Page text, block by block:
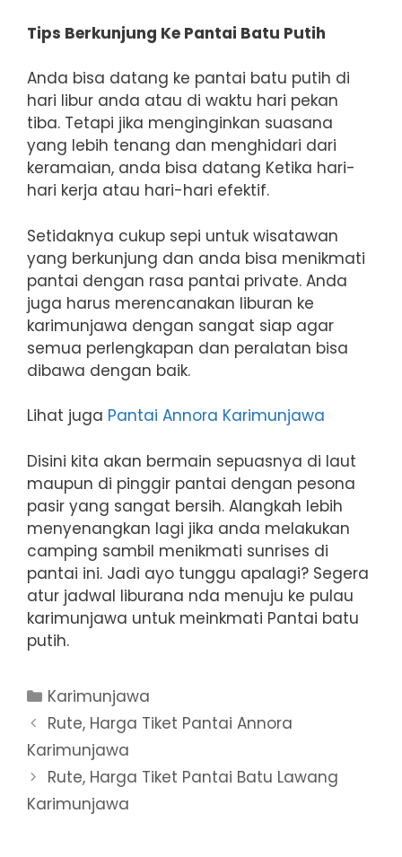
Tips Berkunjung Ke Pantai Batu Putih
Anda bisa datang ke pantai batu putih di
hari libur anda atau di waktu hari pekan
tiba. Tetapi jika menginginkan suasana
yang lebih tenang dan menghidari dari
keramaian, anda bisa datang Ketika hari-
hari kerja atau hari-hari efektif.
Setidaknya cukup sepi untuk wisatawan
yang berkunjung dan anda bisa menikmati
pantai dengan rasa pantai private. Anda
juga harus merencanakan liburan ke
karimunjawa dengan sangat siap agar
semua perlengkapan dan peralatan bisa
dibawa dengan baik.
Lihat juga Pantai Annora Karimunjawa
Disini kita akan bermain sepuasnya di laut
maupun di pinggir pantai dengan pesona
pasir yang sangat bersih. Alangkah lebih
menyenangkan lagi jika anda melakukan
camping sambil menikmati sunrises di
pantai ini. Jadi ayo tunggu apalagi? Segera
atur jadwal liburana nda menuju ke pulau
karimunjawa untuk meinkmati Pantai batu
putih.
Categories
Karimunjawa
Rute, Harga Tiket Pantai Annora
Karimunjawa
Rute, Harga Tiket Pantai Batu Lawang
Karimunjawa